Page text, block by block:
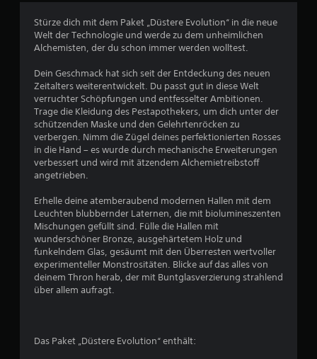
c
e
B
w
r
u
n
Stürze dich mit dem Paket „Düstere Evolution“ in die neue
Welt der Technologie und werde zu dem unheimlichen
Alchemisten, der du schon immer werden wolltest.
Dein Geschmack hat sich seit der Entdeckung des neuen
Zeitalters weiterentwickelt. Du passt gut in diese Welt
verruchter Schöpfungen und entfesselter Ambitionen.
Trage die Kleidung des Pestapothekers, um dich unter der
schützenden Maske und den Gelehrtenröcken zu
verbergen. Nimm die Zügel deines perfektionierten Rosses
in die Hand – es wurde durch mechanische Erweiterungen
verbessert und wird mit ätzendem Alchemietreibstoff
angetrieben.
Erhelle deine atemberaubend modernen Hallen mit dem
Leuchten blubbernder Laternen, die mit biolumineszenten
Mischungen gefüllt sind. Fülle die Hallen mit
wunderschöner Bronze, ausgehärtetem Holz und
funkelndem Glas, gesäumt mit den Überresten wertvoller
experimenteller Monstrositäten. Blicke auf das alles von
deinem Thron herab, der mit Buntglasverzierung strahlend
über allem aufragt.
Das Paket „Düstere Evolution“ enthält: